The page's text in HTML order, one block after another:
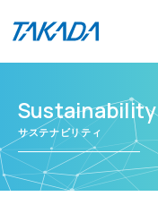
Sustainability
サステナビリティ